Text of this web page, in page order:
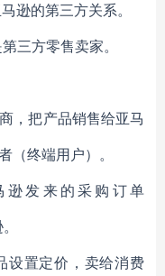
逊的第三方关系。
三方零售卖家。
，把产品销售给亚马
（终端用户）。
逊发来的采购订单
设置定价，卖给消费